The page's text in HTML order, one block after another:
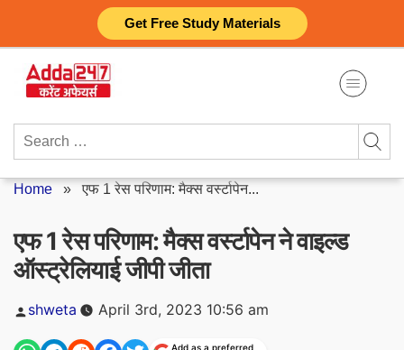
Get Free Study Materials
content
Search
Home »एफ 1 रेस परिणाम: मैक्स वर्स्टापेन...
एफ 1 रेस परिणाम: मैक्स वर्स्टापेन ने वाइल्ड
ऑस्ट्रेलियाई जीपी जीता
Posted
by
shweta April 3rd, 2023 10:56 am
Add as a preferred